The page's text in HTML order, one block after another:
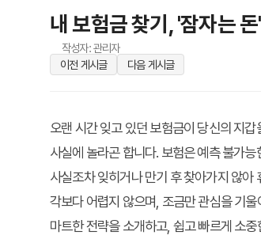
내 보험금 찾기, '잠자는
작성자: 관리자
이전 게시글
다음 게시글
오랜 시간 잊고 있던 보험금이 당신의 지
사실에 놀라곤 합니다. 보험은 예측 불가
사실조차 잊히거나 만기 후 찾아가지 않아
각보다 어렵지 않으며, 조금만 관심을 기
마트한 전략을 소개하고, 쉽고 빠르게 소